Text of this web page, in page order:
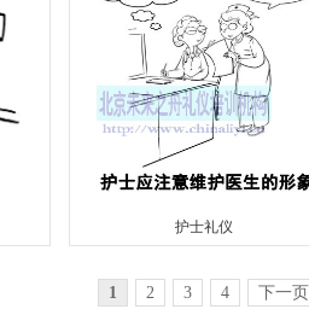
护士礼仪
1 2 3 4 下一